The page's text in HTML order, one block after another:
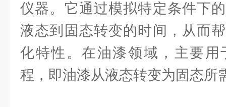
仪器。它通过模拟特定条件下
液态到固态转变的时间，从而
化特性。在油漆领域，主要用
程，即油漆从液态转变为固态所